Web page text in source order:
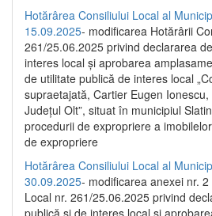
Hotărârea Consiliului Local al
15.09.2025- modificarea Hotărârii
261/25.06.2025 privind declararea
interes local și aprobarea
de utilitate publică de interes local
supraetajată, Cartier Eugen
Județul Olt”, situat în municipiul
procedurii de expropriere a
de expropriere
Hotărârea Consiliului Local al
30.09.2025- modificarea anexei nr.
Local nr. 261/25.06.2025 privind
publică şi de interes local şi